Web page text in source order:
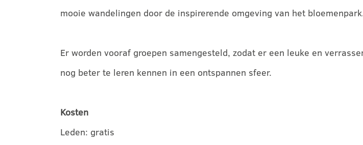
mooie wandelingen door de inspirerende omgeving van het
Er worden vooraf groepen samengesteld, zodat er een leuke en
nog beter te leren kennen in een ontspannen sfeer.
Kosten
Leden: gratis